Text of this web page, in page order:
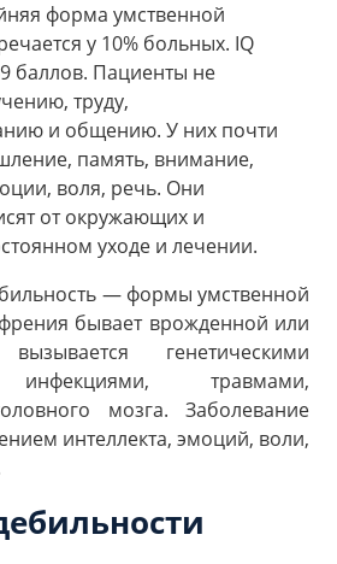
форма умственной
у 10% больных. IQ
баллов. Пациенты не
труду,
и общению. У них почти
память, внимание,
воля, речь. Они
от окружающих и
уходе и лечении.
— формы умственной
бывает врожденной или
генетическими
инфекциями, травмами,
мозга. Заболевание
интеллекта, эмоций, воли,